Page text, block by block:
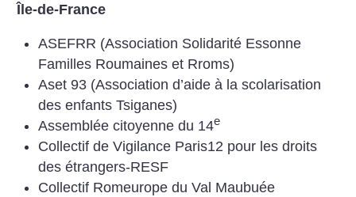
Île-de-France
ASEFRR (Association Solidarité Essonne
Familles Roumaines et Rroms)
Aset 93 (Association d’aide à la scolarisation
des enfants Tsiganes)
Assemblée citoyenne du 14e
Collectif de Vigilance Paris12 pour les droits
des étrangers-RESF
Collectif Romeurope du Val Maubuée